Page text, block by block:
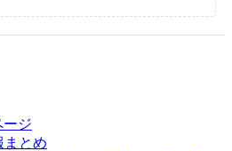
ージ
まとめ